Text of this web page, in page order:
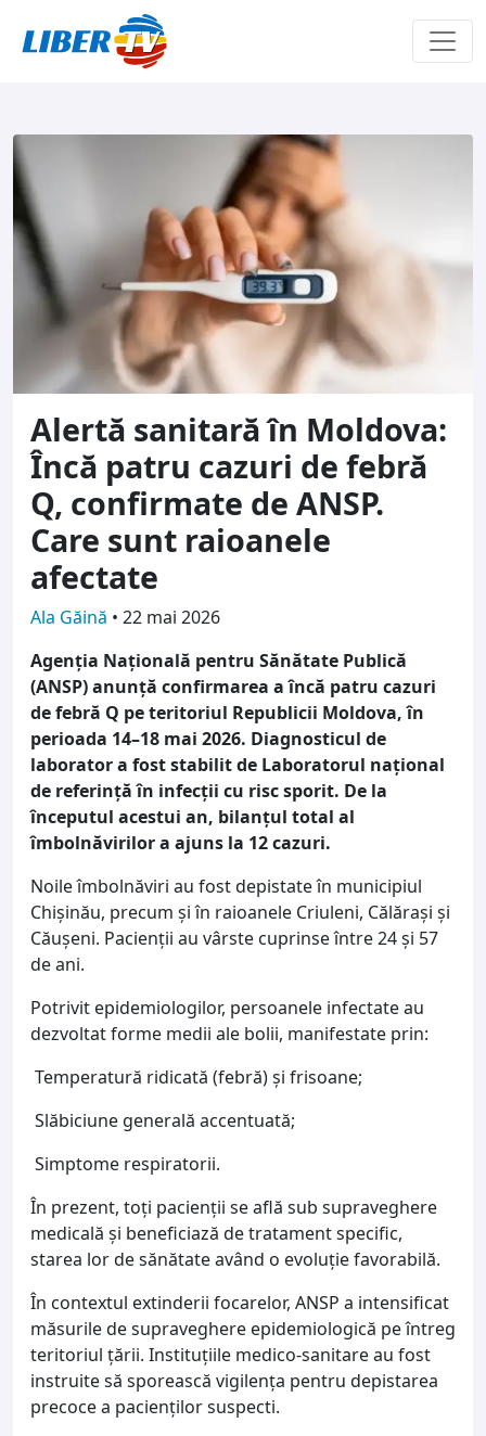
Alertă sanitară în Moldova:
Încă patru cazuri de febră
Q, confirmate de ANSP.
Care sunt raioanele
afectate
Ala Găină • 22 mai 2026
Agenția Națională pentru Sănătate Publică
(ANSP) anunță confirmarea a încă patru cazuri
de febră Q pe teritoriul Republicii Moldova, în
perioada 14–18 mai 2026. Diagnosticul de
laborator a fost stabilit de Laboratorul național
de referință în infecții cu risc sporit. De la
începutul acestui an, bilanțul total al
îmbolnăvirilor a ajuns la 12 cazuri.
Noile îmbolnăviri au fost depistate în municipiul
Chișinău, precum și în raioanele Criuleni, Călărași și
Căușeni. Pacienții au vârste cuprinse între 24 și 57
de ani.
Potrivit epidemiologilor, persoanele infectate au
dezvoltat forme medii ale bolii, manifestate prin:
Temperatură ridicată (febră) și frisoane;
Slăbiciune generală accentuată;
Simptome respiratorii.
În prezent, toți pacienții se află sub supraveghere
medicală și beneficiază de tratament specific,
starea lor de sănătate având o evoluție favorabilă.
În contextul extinderii focarelor, ANSP a intensificat
măsurile de supraveghere epidemiologică pe întreg
teritoriul țării. Instituțiile medico-sanitare au fost
instruite să sporească vigilența pentru depistarea
precoce a pacienților suspecti.